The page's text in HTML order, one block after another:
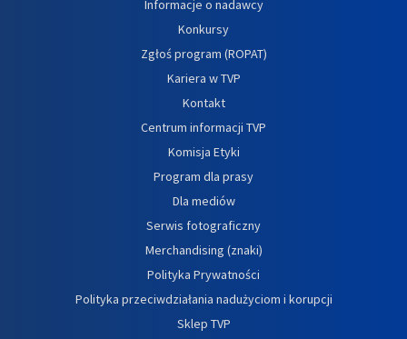
Informacje o nadawcy
Konkursy
Zgłoś program (ROPAT)
Kariera w TVP
Kontakt
Centrum informacji TVP
Komisja Etyki
Program dla prasy
Dla mediów
Serwis fotograficzny
Merchandising (znaki)
Polityka Prywatności
Polityka przeciwdziałania nadużyciom i korupcji
Sklep TVP